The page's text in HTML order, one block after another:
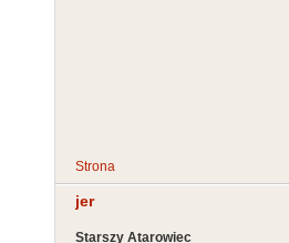
Strona
jer
Starszy Atarowiec